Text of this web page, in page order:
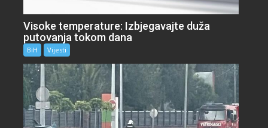
Visoke temperature: Izbjegavajte duža
putovanja tokom dana
BiH Vijesti